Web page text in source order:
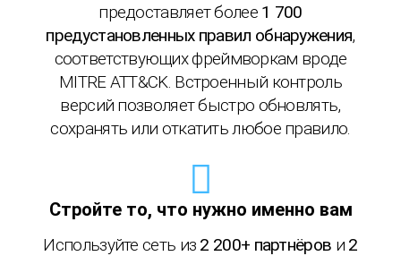
предоставляет более 1 700
предустановленных правил обнаружения,
соответствующих фреймворкам вроде
MITRE ATT&CK. Встроенный контроль
версий позволяет быстро обновлять,
сохранять или откатить любое правило.
Стройте то, что нужно именно вам
Используйте сеть из 2 200+ партнёров и 2